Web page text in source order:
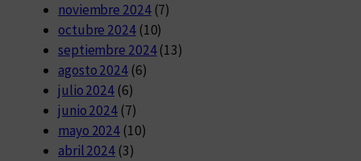
noviembre 2024(7)
octubre 2024(10)
septiembre 2024(13)
agosto 2024(6)
julio 2024 (6)
junio 2024 (7)
mayo 2024 (10)
abril 2024 (3)